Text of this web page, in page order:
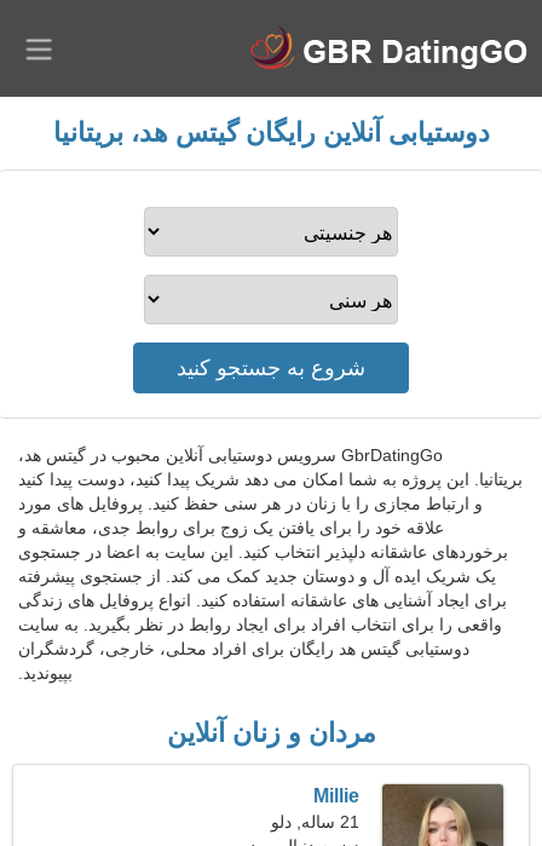
دوستیابی آنلاین رایگان گیتس هد، بریتانیا
GbrDatingGo سرویس دوستیابی آنلاین محبوب در گیتس هد،
بریتانیا. این پروژه به شما امکان می دهد شریک پیدا کنید، دوست پیدا کنید
و ارتباط مجازی را با زنان در هر سنی حفظ کنید. پروفایل های مورد
علاقه خود را برای یافتن یک زوج برای روابط جدی، معاشقه و
برخوردهای عاشقانه دلپذیر انتخاب کنید. این سایت به اعضا در جستجوی
یک شریک ایده آل و دوستان جدید کمک می کند. از جستجوی پیشرفته
برای ایجاد آشنایی های عاشقانه استفاده کنید. انواع پروفایل های زندگی
واقعی را برای انتخاب افراد برای ایجاد روابط در نظر بگیرید. به سایت
دوستیابی گیتس هد رایگان برای افراد محلی، خارجی، گردشگران
بپیوندید.
مردان و زنان آنلاین
Millie
21 ساله, دلو